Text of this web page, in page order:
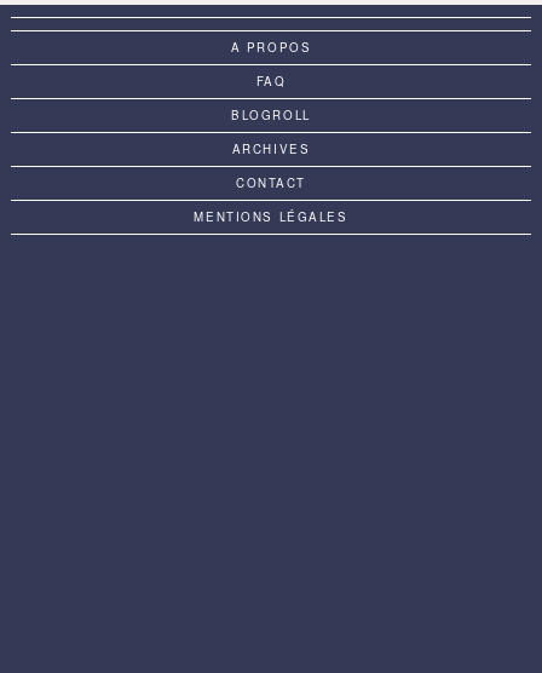
A PROPOS
FAQ
BLOGROLL
ARCHIVES
CONTACT
MENTIONS LÉGALES